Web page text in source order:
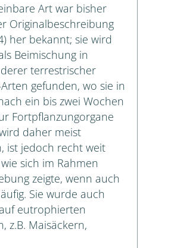
Art war bisher
Originalbeschreibung
her bekannt; sie wird
Beimischung in
terrestrischer
gefunden, wo sie in
ein bis zwei Wochen
Fortpflanzungorgane
daher meist
ist jedoch recht weit
sich im Rahmen
zeigte, wenn auch
Sie wurde auch
eutrophierten
z.B. Maisäckern,